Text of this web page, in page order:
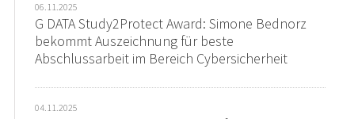
06.11.2025
G DATA Study2Protect Award: Simone Bednorz
bekommt Auszeichnung für beste
Abschlussarbeit im Bereich Cybersicherheit
04.11.2025